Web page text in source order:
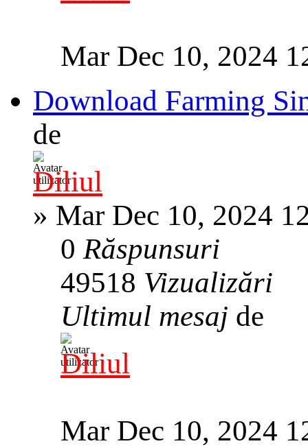
Mar Dec 10, 2024
Download Farming
de
Diliul
» Mar Dec 10, 2024
0Răspunsuri
49518 Vizualizări
Ultimul mesaj de
Diliul
Mar Dec 10, 2024